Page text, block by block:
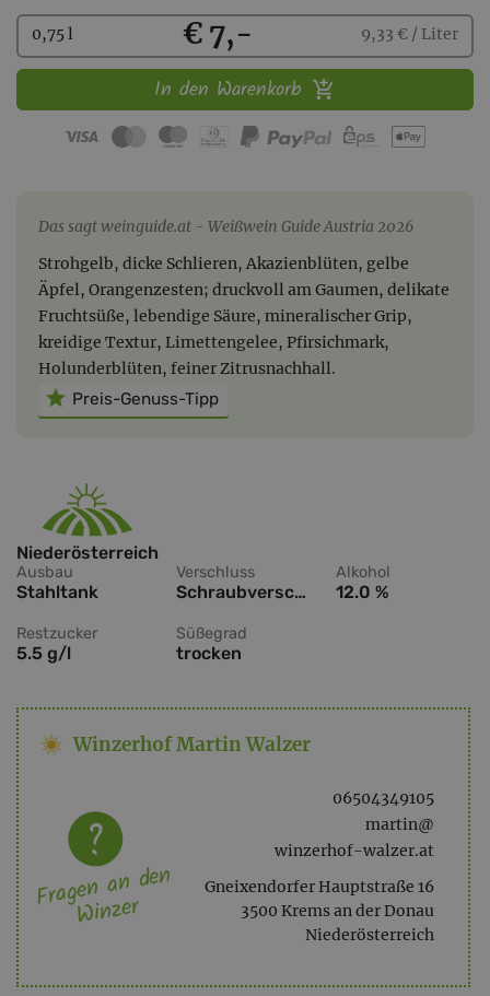
Kaufen
0,75 l € 7,- 9,33 € / Liter
In den Warenkorb
Das sagt weinguide.at
Weißwein Guide Austria 2026
Strohgelb, dicke Schlieren, Akazienblüten, gelbe
Äpfel, Orangenzesten; druckvoll am Gaumen, delikate
Fruchtsüße, lebendige Säure, mineralischer Grip,
kreidige Textur, Limettengelee, Pfirsichmark,
Holunderblüten, feiner Zitrusnachhall.
Preis-Genuss-Tipp
Niederösterreich
Ausbau
Stahltank
Verschluss
Schraubverschluss
Alkohol
12.0 %
Restzucker
5.5 g/l
Süßegrad
trocken
Winzerhof Martin Walzer
06504349105
martin@
winzerhof-walzer.at
Gneixendorfer Hauptstraße 16
3500 Krems an der Donau
Niederösterreich
Fragen an den
Winzer